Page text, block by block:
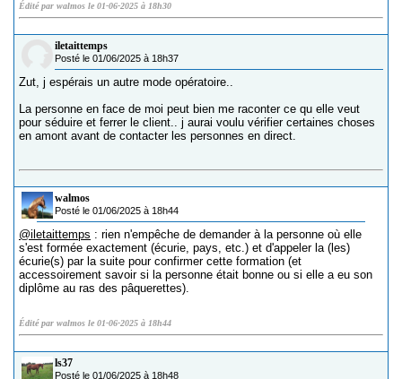
Édité par walmos le 01-06-2025 à 18h30
iletaittemps
Posté le 01/06/2025 à 18h37
Zut, j espérais un autre mode opératoire..
La personne en face de moi peut bien me raconter ce qu elle veut
pour séduire et ferrer le client.. j aurai voulu vérifier certaines choses
en amont avant de contacter les personnes en direct.
walmos
Posté le 01/06/2025 à 18h44
@iletaittemps : rien n'empêche de demander à la personne où elle
s'est formée exactement (écurie, pays, etc.) et d'appeler la (les)
écurie(s) par la suite pour confirmer cette formation (et
accessoirement savoir si la personne était bonne ou si elle a eu son
diplôme au ras des pâquerettes).
Édité par walmos le 01-06-2025 à 18h44
ls37
Posté le 01/06/2025 à 18h48